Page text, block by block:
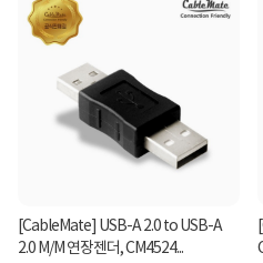
[CableMate] USB-A 2.0 to USB-A
2.0 M/M 연장젠더, CM4524...